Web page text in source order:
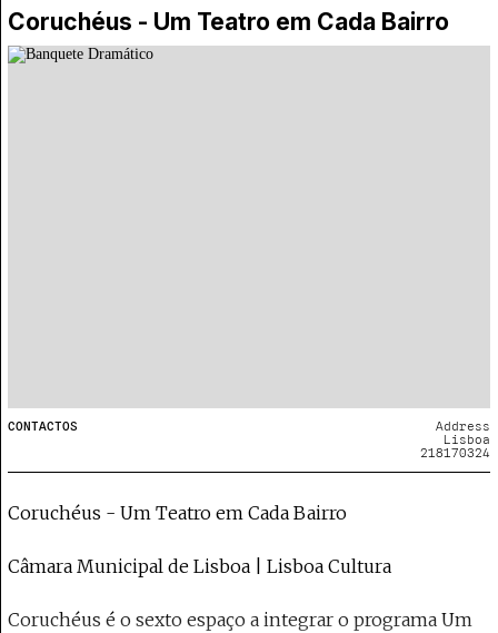
Coruchéus - Um Teatro em Cada Bairro
CONTACTOS
Address
Lisboa
218170324
Coruchéus - Um Teatro em Cada Bairro
Câmara Municipal de Lisboa | Lisboa Cultura
Coruchéus é o sexto espaço a integrar o programa Um